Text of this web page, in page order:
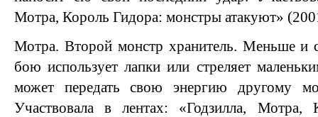
Мотра, Король Гидора: монстры атакуют»
Мотра. Второй монстр хранитель. Меньше
бою использует лапки или стреляет
может передать свою энергию другому
Участвовала в лентах: «Годзилла, Мотра,